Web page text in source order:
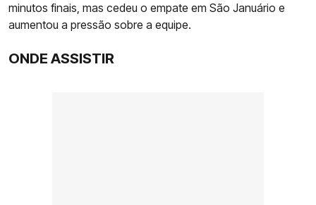
minutos finais, mas cedeu o empate em São Januário e
aumentou a pressão sobre a equipe.
ONDE ASSISTIR